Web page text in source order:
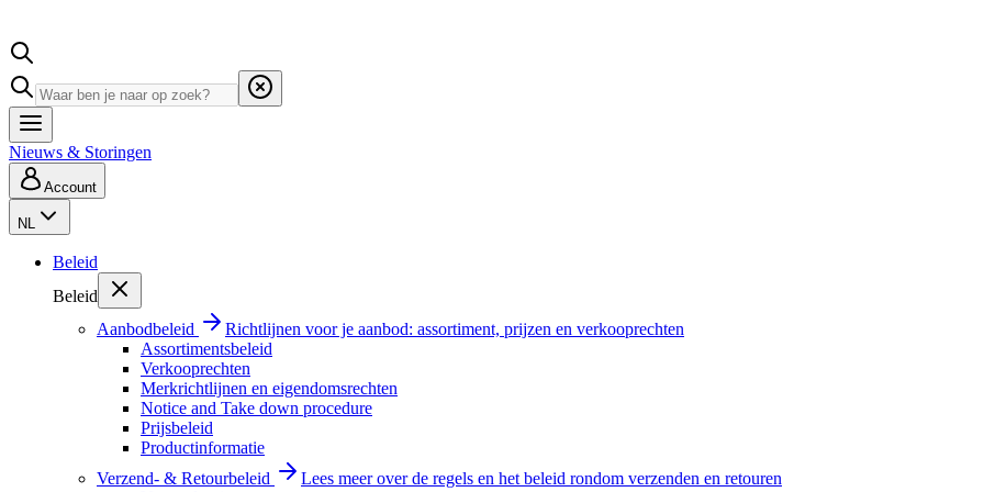
Nieuws & Storingen
Account
NL
Beleid
Beleid
Aanbodbeleid
Richtlijnen voor je aanbod: assortiment, prijzen en verkooprechten
Assortimentsbeleid
Verkooprechten
Merkrichtlijnen en eigendomsrechten
Notice and Take down procedure
Prijsbeleid
Productinformatie
Verzend- & Retourbeleid
Lees meer over de regels en het beleid rondom verzenden en retouren